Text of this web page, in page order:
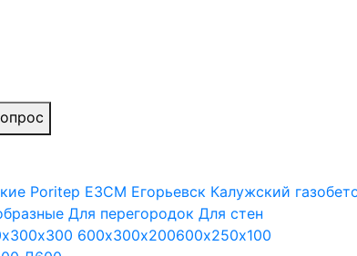
Poritep ЕЗСМ Егорьевск Калужский
Для перегородок Для стен
600х300х200600х250х100